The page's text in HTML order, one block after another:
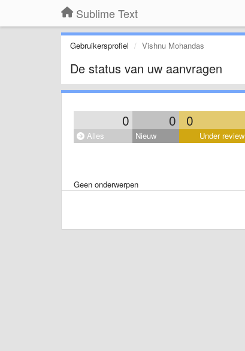
Sublime Text
Gebruikersprofiel Vishnu Mohandas
De status van uw aanvragen
0 0 0
Alles Nieuw Under review
Geen onderwerpen